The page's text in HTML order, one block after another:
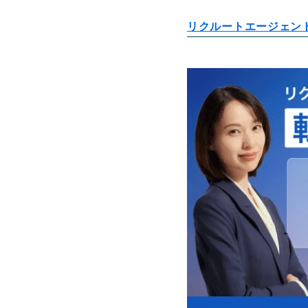
リクルートエージェン